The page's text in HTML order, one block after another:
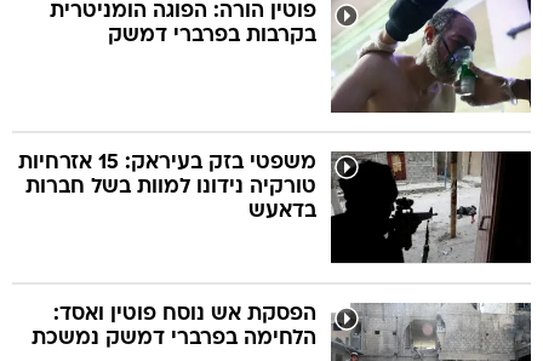
פוטין הורה: הפוגה הומניטרית
בקרבות בפרברי דמשק
משפטי בזק בעיראק: 15 אזרחיות
טורקיה נידונו למוות בשל חברות
בדאעש
הפסקת אש נוסח פוטין ואסד:
הלחימה בפרברי דמשק נמשכת